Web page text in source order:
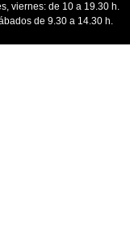
viernes: de 10 a 19.30 h.
de 9.30 a 14.30 h.